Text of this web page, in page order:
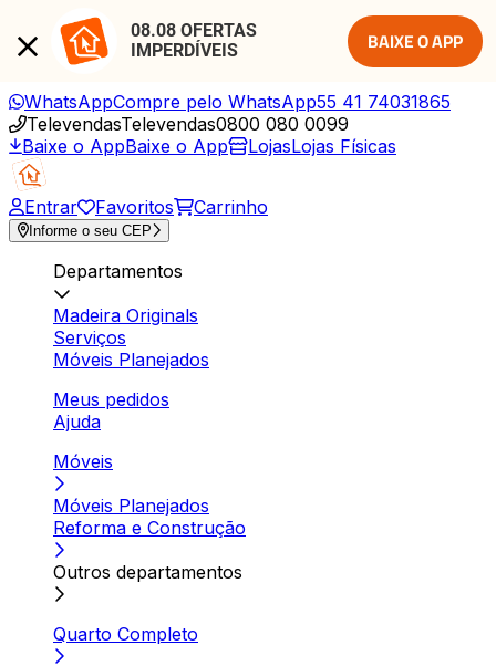
08.08 OFERTAS
IMPERDÍVEIS
BAIXE O APP
WhatsAppCompre pelo WhatsApp55 41 74031865
TelevendasTelevendas0800 080 0099
Baixe o AppBaixe o App LojasLojas Físicas
Entrar Favoritos Carrinho
Informe o seu CEP
Departamentos
Madeira Originals
Serviços
Móveis Planejados
Meus pedidos
Ajuda
Móveis
Móveis Planejados
Reforma e Construção
Outros departamentos
Quarto Completo